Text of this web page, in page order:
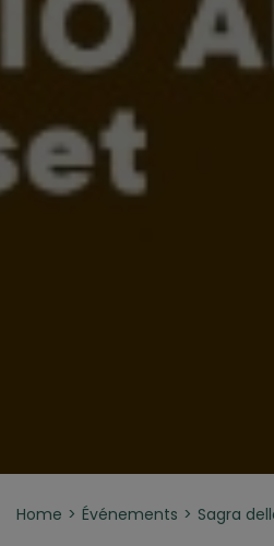
Home Événements Sagra